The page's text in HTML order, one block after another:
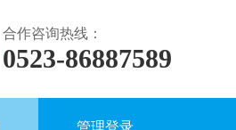
合作咨询热线：
0523-86887589
管理登录